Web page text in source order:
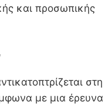
και προσωπικής
στη
με μια έρευνα